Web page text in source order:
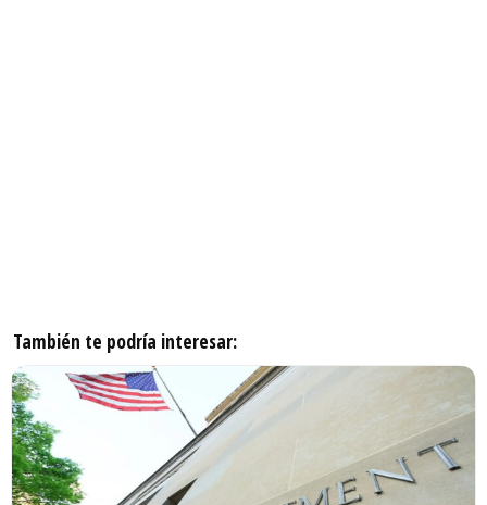
También te podría interesar: